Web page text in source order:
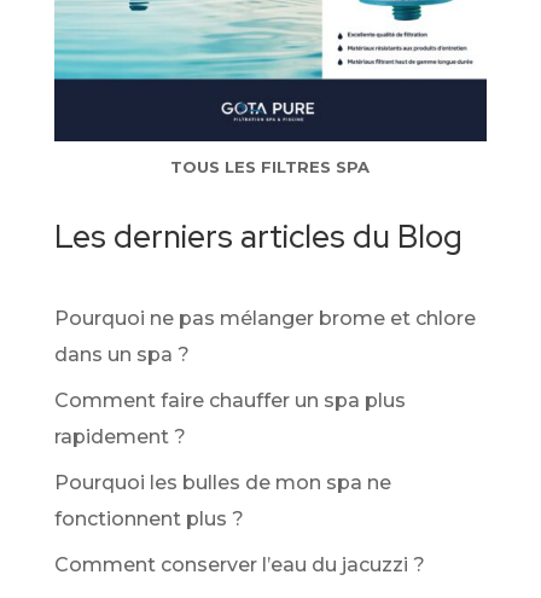
TOUS LES FILTRES SPA
Les derniers articles du Blog
Pourquoi ne pas mélanger brome et chlore
dans un spa ?
Comment faire chauffer un spa plus
rapidement ?
Pourquoi les bulles de mon spa ne
fonctionnent plus ?
Comment conserver l’eau du jacuzzi ?